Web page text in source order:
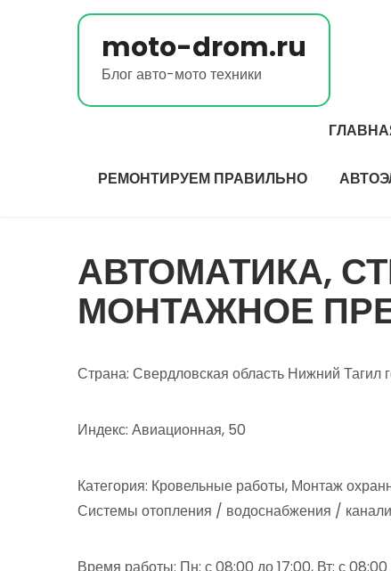
moto-drom.ru
Блог авто-мото техники
РЕМОНТИРУЕМ ПРАВИЛЬНО
АВТОМАТИКА,
МОНТАЖНОЕ
Страна: Свердловская область Нижний Тагил
Индекс: Авиационная, 50
Категория: Кровельные работы, Монтаж
Системы отопления / водоснабжения /